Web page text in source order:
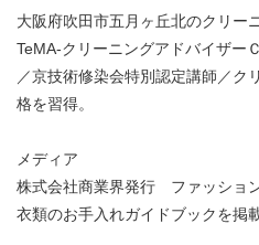
大阪府吹田市五月ヶ丘北のクリー
TeMA-クリーニングアドバイザー
／京技術修染会特別認定講師／ク
格を習得。
メディア
株式会社商業界発行 ファッショ
衣類のお手入れガイドブックを掲載